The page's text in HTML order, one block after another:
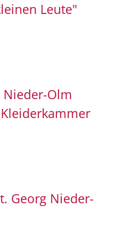
Leute"
Nieder-Olm
Georg Nieder-